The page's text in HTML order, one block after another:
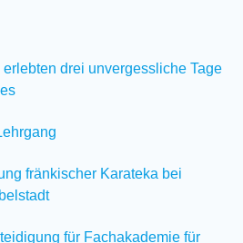
drei unvergessliche Tage
fränkischer Karateka bei
für Fachakademie für